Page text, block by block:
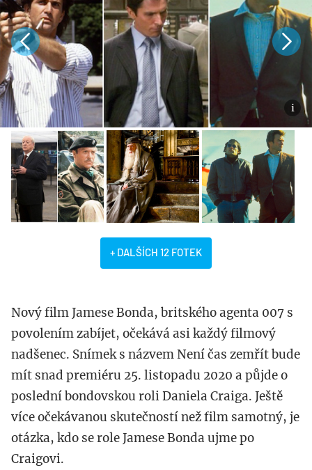
+ DALŠÍCH 12 FOTEK
Nový film Jamese Bonda, britského agenta 007 s
povolením zabíjet, očekává asi každý filmový
nadšenec. Snímek s názvem Není čas zemřít bude
mít snad premiéru 25. listopadu 2020 a půjde o
poslední bondovskou roli Daniela Craiga. Ještě
více očekávanou skutečností než film samotný, je
otázka, kdo se role Jamese Bonda ujme po
Craigovi.